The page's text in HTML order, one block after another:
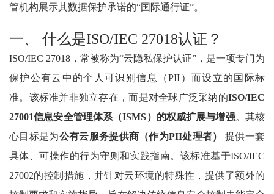
管机构展示其数据保护承诺的“国际通行证”。
一、 什么是ISO/IEC 27018认证？
ISO/IEC 27018，常被称为“云隐私保护认证”，是一项专门为
保护公有云中的个人可识别信息（PII）而设立的国际标
准。该标准并非独立存在，而是对全球广泛采纳的ISO/IEC
27001信息安全管理体系（ISMS）的权威扩展与增强。其核
心目标是为公有云服务提供商（作为PII处理者）
提供一套
具体、可操作的行为守则和实践指南。该标准基于ISO/IEC
27002的控制措施，并针对云环境的特殊性，提供了额外的